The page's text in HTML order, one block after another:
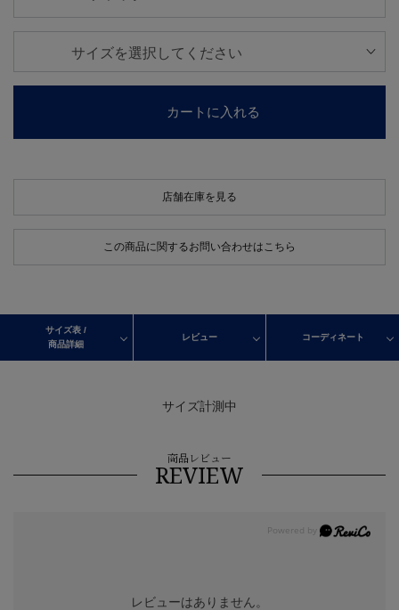
カートに入れる
店舗在庫を見る
この商品に関するお問い合わせはこちら
サイズ表 /
商品詳細
レビュー コーディネート
サイズ計測中
商品レビュー
REVIEW
レビューはありません。